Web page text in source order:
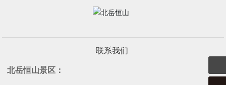
联系我们
北岳恒山景区：